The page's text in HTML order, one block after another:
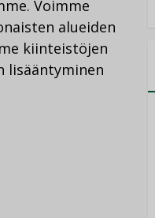
Voimme
alueiden
kiinteistöjen
lisääntyminen